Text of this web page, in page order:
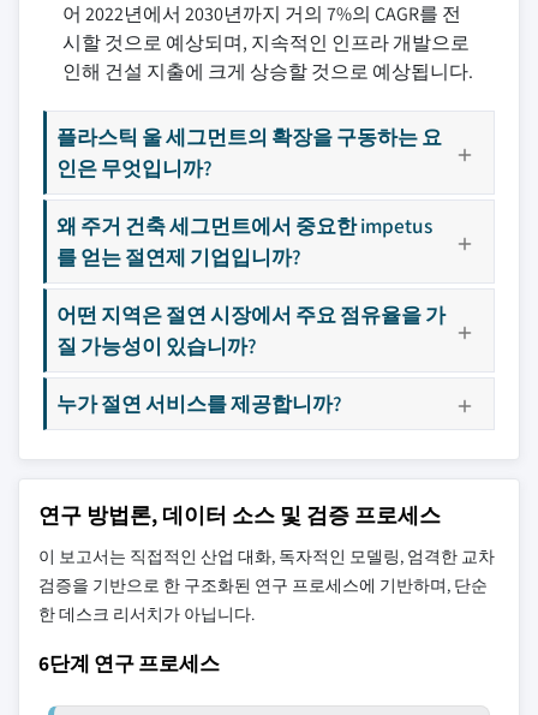
어 2022년에서 2030년까지 거의 7%의 CAGR를 전
시할 것으로 예상되며, 지속적인 인프라 개발으로
인해 건설 지출에 크게 상승할 것으로 예상됩니다.
플라스틱 울 세그먼트의 확장을 구동하는 요
인은 무엇입니까?
왜 주거 건축 세그먼트에서 중요한 impetus
를 얻는 절연제 기업입니까?
어떤 지역은 절연 시장에서 주요 점유율을 가
질 가능성이 있습니까?
누가 절연 서비스를 제공합니까?
연구 방법론, 데이터 소스 및 검증 프로세스
이 보고서는 직접적인 산업 대화, 독자적인 모델링, 엄격한 교차
검증을 기반으로 한 구조화된 연구 프로세스에 기반하며, 단순
한 데스크 리서치가 아닙니다.
6단계 연구 프로세스